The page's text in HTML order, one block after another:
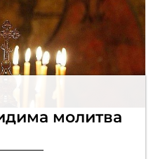
молитва